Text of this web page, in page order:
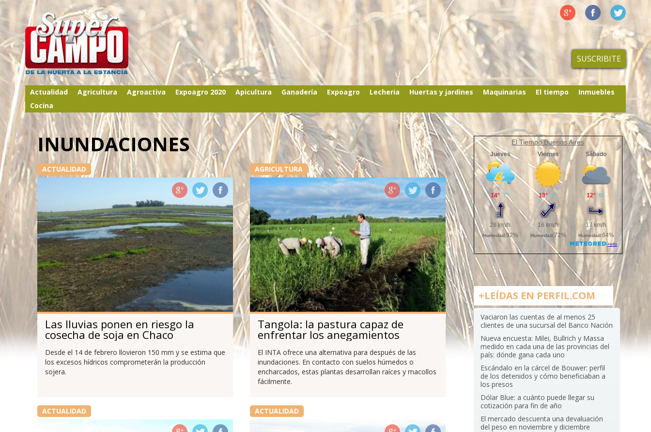
SUSCRIBITE
Actualidad Agricultura Agroactiva Expoagro 2020 Apicultura Ganadería Expoagro Lecheria Huertas y jardines Maquinarias El tiempo
Inmuebles
Cocina
INUNDACIONES
ACTUALIDAD
Las lluvias ponen en riesgo la
cosecha de soja en Chaco
Desde el 14 de febrero llovieron 150 mm y se estima que
los excesos hídricos comprometerán la producción
sojera.
AGRICULTURA
Tangola: la pastura capaz de
enfrentar los anegamientos
El INTA ofrece una alternativa para después de las
inundaciones. En contacto con suelos húmedos o
encharcados, estas plantas desarrollan raíces y macollos
fácilmente.
ACTUALIDAD ACTUALIDAD
El Tiempo Buenos Aires
+LEÍDAS EN PERFIL.COM
Vaciaron las cuentas de al menos 25
clientes de una sucursal del Banco Nación
Nueva encuesta: Milei, Bullrich y Massa
medido en cada una de las provincias del
país: dónde gana cada uno
Escándalo en la cárcel de Bouwer: perfil
de los detenidos y cómo beneficiaban a
los presos
Dólar Blue: a cuánto puede llegar su
cotización para fin de año
El mercado descuenta una devaluación
del peso en noviembre y diciembre